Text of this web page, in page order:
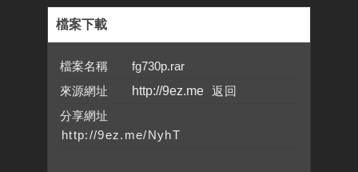
檔案下載
檔案名稱 fg730p.rar
來源網址
http://9ez.me
分享網址